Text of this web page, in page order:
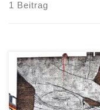
1 Beitrag